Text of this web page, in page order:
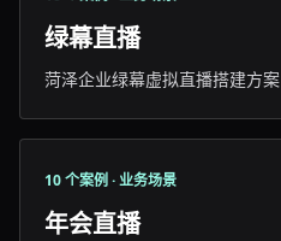
绿幕直播
菏泽企业绿幕虚拟直播搭建方案
10 个案例 · 业务场景
年会直播